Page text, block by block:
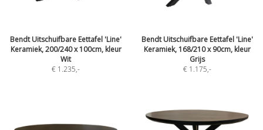
Bendt Uitschuifbare Eettafel 'Line'
Keramiek, 200/240 x 100cm, kleur
Wit
€ 1.235,-
Bendt Uitschuifbare Eettafel 'Line'
Keramiek, 168/210 x 90cm, kleur
Grijs
€ 1.175,-